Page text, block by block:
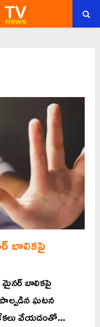
బాలికపై
మైనర్ బాలికపై
ఘటన
వేయడంతో...